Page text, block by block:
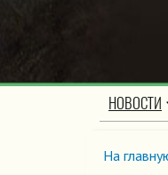
НОВОСТИ
На